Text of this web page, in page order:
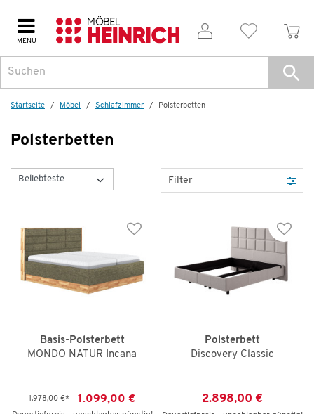
MENÜ
Startseite Möbel Schlafzimmer Polsterbetten
Polsterbetten
Filter
Basis-Polsterbett
MONDO NATUR Incana
1.978,00 €* 1.099,00 €
Polsterbett
Discovery Classic
2.898,00 €